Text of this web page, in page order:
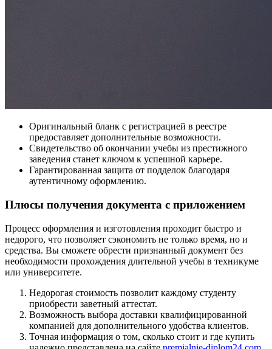
Оригинальный бланк с регистрацией в реестре
предоставляет дополнительные возможности.
Свидетельство об окончании учебы из престижного
заведения станет ключом к успешной карьере.
Гарантированная защита от подделок благодаря
аутентичному оформлению.
Плюсы получения документа с приложением
Процесс оформления и изготовления проходит быстро и
недорого, что позволяет сэкономить не только время, но и
средства. Вы сможете обрести признанный документ без
необходимости прохождения длительной учебы в техникуме
или университете.
Недорогая стоимость позволит каждому студенту
приобрести заветный аттестат.
Возможность выбора доставки квалифицированной
компанией для дополнительного удобства клиентов.
Точная информация о том, сколько стоит и где купить